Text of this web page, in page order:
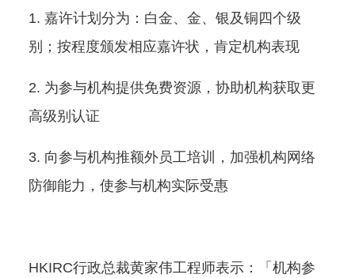
嘉许计划分为：白金、金、银及铜四个级
别；按程度颁发相应嘉许状，肯定机构表现
为参与机构提供免费资源，协助机构获取更
高级别认证
向参与机构推额外员工培训，加强机构网络
防御能力，使参与机构实际受惠
HKIRC行政总裁黄家伟工程师表示：「机构参